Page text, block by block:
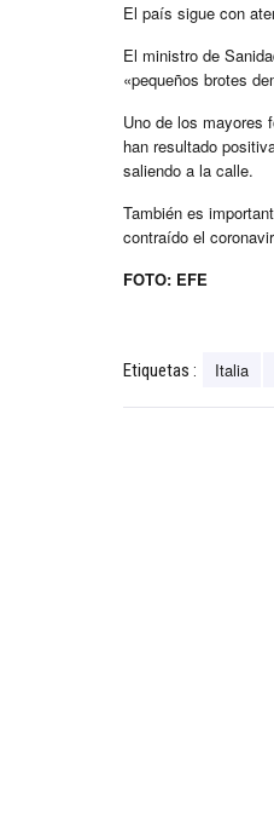
El país sigue con
El ministro de
«pequeños brotes
Uno de los mayores
han resultado
saliendo a la calle.
También es
contraído el
FOTO: EFE
Etiquetas : Italia